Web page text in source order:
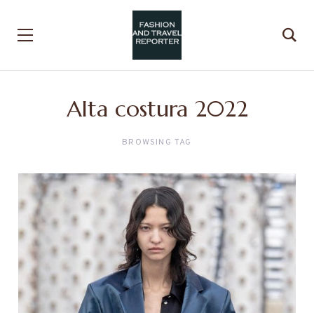
Alta costura 2022
BROWSING TAG